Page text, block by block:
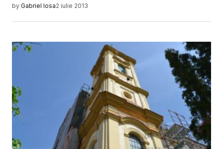
by Gabriel Iosa2 iulie 2013